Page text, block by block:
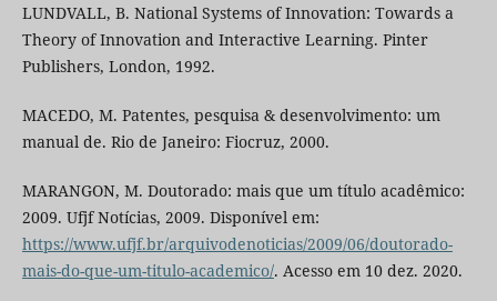
LUNDVALL, B. National Systems of Innovation: Towards a
Theory of Innovation and Interactive Learning. Pinter
Publishers, London, 1992.
MACEDO, M. Patentes, pesquisa & desenvolvimento: um
manual de. Rio de Janeiro: Fiocruz, 2000.
MARANGON, M. Doutorado: mais que um título acadêmico:
2009. Ufjf Notícias, 2009. Disponível em:
https://www.ufjf.br/arquivodenoticias/2009/06/doutorado-
mais-do-que-um-titulo-academico/. Acesso em 10 dez. 2020.